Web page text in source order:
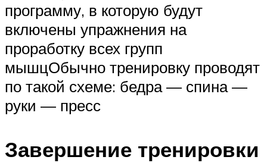
программу, в которую будут
включены упражнения на
проработку всех групп
мышцОбычно тренировку проводят
по такой схеме: бедра — спина —
руки — пресс
Завершение тренировки